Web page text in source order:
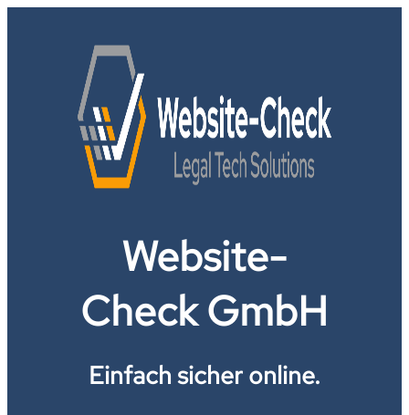
Website-
Check GmbH
Einfach sicher online.